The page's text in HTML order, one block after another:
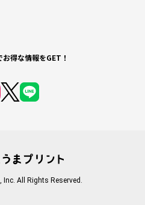
得な情報をGET！
Inc. All Rights Reserved.